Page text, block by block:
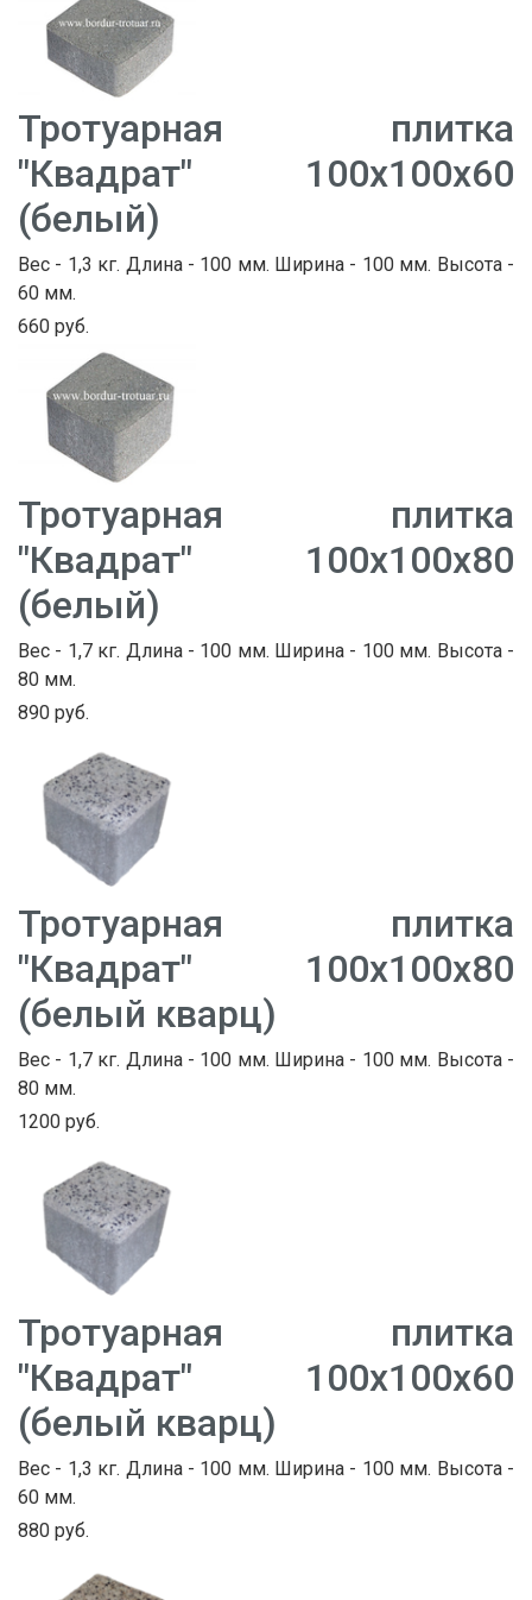
Тротуарная плитка
"Квадрат" 100х100х60
(белый)
Вес - 1,3 кг. Длина - 100 мм. Ширина - 100 мм. Высота -
60 мм.
660 руб.
Тротуарная плитка
"Квадрат" 100х100х80
(белый)
Вес - 1,7 кг. Длина - 100 мм. Ширина - 100 мм. Высота -
80 мм.
890 руб.
Тротуарная плитка
"Квадрат" 100х100х80
(белый кварц)
Вес - 1,7 кг. Длина - 100 мм. Ширина - 100 мм. Высота -
80 мм.
1200 руб.
Тротуарная плитка
"Квадрат" 100х100х60
(белый кварц)
Вес - 1,3 кг. Длина - 100 мм. Ширина - 100 мм. Высота -
60 мм.
880 руб.